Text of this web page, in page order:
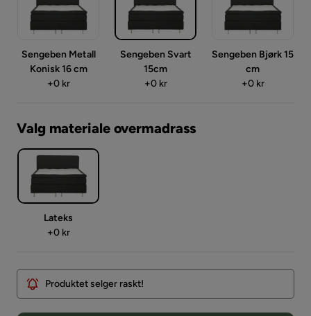
Sengeben Metall
Konisk 16 cm
Pris
+0 kr
Sengeben Svart
15cm
Pris
+0 kr
Sengeben Bjørk 15
cm
Pris
+0 kr
Valg materiale overmadrass
Lateks
Pris
+0 kr
Produktet selger raskt!